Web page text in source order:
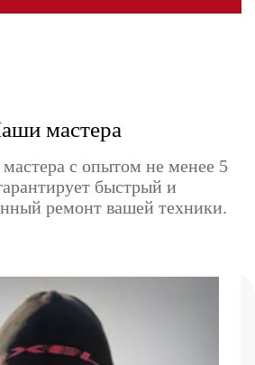
мастера
с опытом не менее 5
быстрый и
ремонт вашей техники.